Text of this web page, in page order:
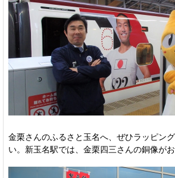
金栗さんのふるさと玉名へ、ぜひラッピン
い。新玉名駅では、金栗四三さんの銅像がお